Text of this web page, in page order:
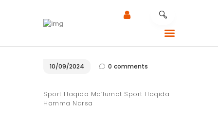
CALLADE MOBILITY
NOTRE EXPERTISE
10/09/2024 0 comments
Sport Haqida Ma’lumot Sport Haqida
Hamma Narsa